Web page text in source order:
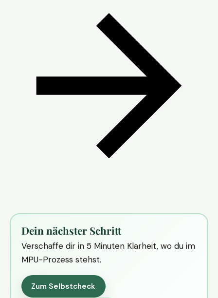
Dein nächster Schritt
Verschaffe dir in 5 Minuten Klarheit, wo du im
MPU-Prozess stehst.
Zum Selbstcheck